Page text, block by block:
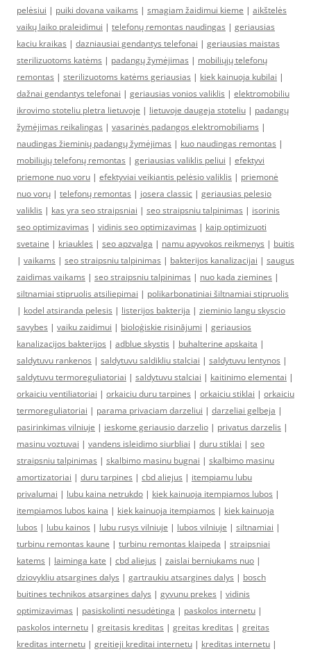
pelėsiui | puiki dovana vaikams | smagiam žaidimui kieme | aikštelės
vaikų laiko praleidimui | telefonų remontas naudingas | geriausias
kaciu kraikas | dazniausiai gendantys telefonai | geriausias maistas
sterilizuotoms katėms | padangų žymėjimas | mobiliųjų telefonų
remontas | sterilizuotoms katėms geriausias | kiek kainuoja kubilai |
dažnai gendantys telefonai | geriausias vonios valiklis | elektromobiliu
ikrovimo stoteliu pletra lietuvoje | lietuvoje daugeja stoteliu | padangų
žymėjimas reikalingas | vasarinės padangos elektromobiliams |
naudingas žieminių padangų žymėjimas | kuo naudingas remontas |
mobiliųjų telefonų remontas | geriausias valiklis peliui | efektyvi
priemone nuo voru | efektyviai veikiantis pelėsio valiklis | priemonė
nuo vorų | telefonų remontas | josera classic | geriausias pelesio
valiklis | kas yra seo straipsniai | seo straipsniu talpinimas | isorinis
seo optimizavimas | vidinis seo optimizavimas | kaip optimizuoti
svetaine | kriaukles | seo apzvalga | namu apyvokos reikmenys | buitis
| vaikams | seo straipsniu talpinimas | bakterijos kanalizacijai | saugus
zaidimas vaikams | seo straipsniu talpinimas | nuo kada ziemines |
siltnamiai stipruolis atsiliepimai | polikarbonatiniai šiltnamiai stipruolis
| kodel atsiranda pelesis | listerijos bakterija | zieminio langu skyscio
savybes | vaiku zaidimui | bioloģiskie risinājumi | geriausios
kanalizacijos bakterijos | adblue skystis | buhalterine apskaita |
saldytuvu rankenos | saldytuvu saldikliu stalciai | saldytuvu lentynos |
saldytuvu termoreguliatoriai | saldytuvu stalciai | kaitinimo elementai |
orkaiciu ventiliatoriai | orkaiciu duru tarpines | orkaiciu stiklai | orkaiciu
termoreguliatoriai | parama privaciam darzeliui | darzeliai gelbeja |
pasirinkimas vilniuje | ieskome geriausio darzelio | privatus darzelis |
masinu voztuvai | vandens isleidimo siurbliai | duru stiklai | seo
straipsniu talpinimas | skalbimo masinu bugnai | skalbimo masinu
amortizatoriai | duru tarpines | cbd aliejus | itempiamu lubu
privalumai | lubu kaina netrukdo | kiek kainuoja itempiamos lubos |
itempiamos lubos kaina | kiek kainuoja itempiamos | kiek kainuoja
lubos | lubu kainos | lubu rusys vilniuje | lubos vilniuje | siltnamiai |
turbinu remontas kaune | turbinu remontas klaipeda | straipsniai
katems | laiminga kate | cbd aliejus | zaislai berniukams nuo |
dziovykliu atsargines dalys | gartraukiu atsargines dalys | bosch
buitines technikos atsargines dalys | gyvunu prekes | vidinis
optimizavimas | pasiskolinti nesudėtinga | paskolos internetu |
paskolos internetu | greitasis kreditas | greitas kreditas | greitas
kreditas internetu | greitieji kreditai internetu | kreditas internetu |